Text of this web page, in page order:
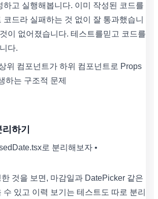
하고 실행해봅니다. 이미 작성된 코드를
코드라 실패하는 것 없이 잘 통과했습니
이 없어졌습니다. 테스트를믿고 코드를
다.
위 컴포넌트가 하위 컴포넌트로 Props
하는 구조적 문제
하기
로 분리해보자 •
것을 보면, 마감일과 DatePicker 같은
있고 이력 보기는 테스트도 따로 분리